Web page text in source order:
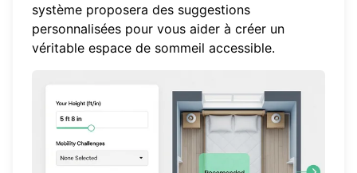
système proposera des suggestions
personnalisées pour vous aider à créer un
véritable espace de sommeil accessible.